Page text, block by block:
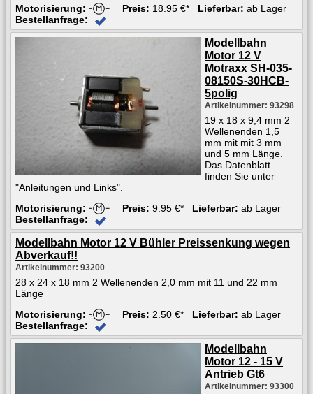
Motorisierung:
Preis: 18.95 €* Lieferbar: ab Lager
Bestellanfrage:
Modellbahn
Motor 12 V
Motraxx SH-035-
08150S-30HCB-
5polig
Artikelnummer: 93298
19 x 18 x 9,4 mm 2
Wellenenden 1,5
mm mit mit 3 mm
und 5 mm Länge.
Das Datenblatt
finden Sie unter
"Anleitungen und Links".
Motorisierung:
Preis: 9.95 €* Lieferbar: ab Lager
Bestellanfrage:
Modellbahn Motor 12 V Bühler Preissenkung wegen
Abverkauf!!
Artikelnummer: 93200
28 x 24 x 18 mm 2 Wellenenden 2,0 mm mit 11 und 22 mm
Länge
Motorisierung:
Preis: 2.50 €* Lieferbar: ab Lager
Bestellanfrage:
Modellbahn
Motor 12 - 15 V
Antrieb Gt6
Artikelnummer: 93300